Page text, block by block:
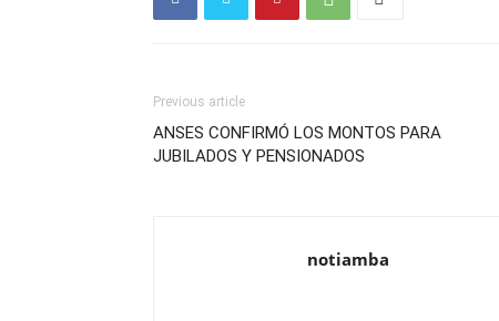
Previous article
ANSES CONFIRMÓ LOS MONTOS PARA
JUBILADOS Y PENSIONADOS
notiamba